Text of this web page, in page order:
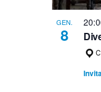
GEN.
8